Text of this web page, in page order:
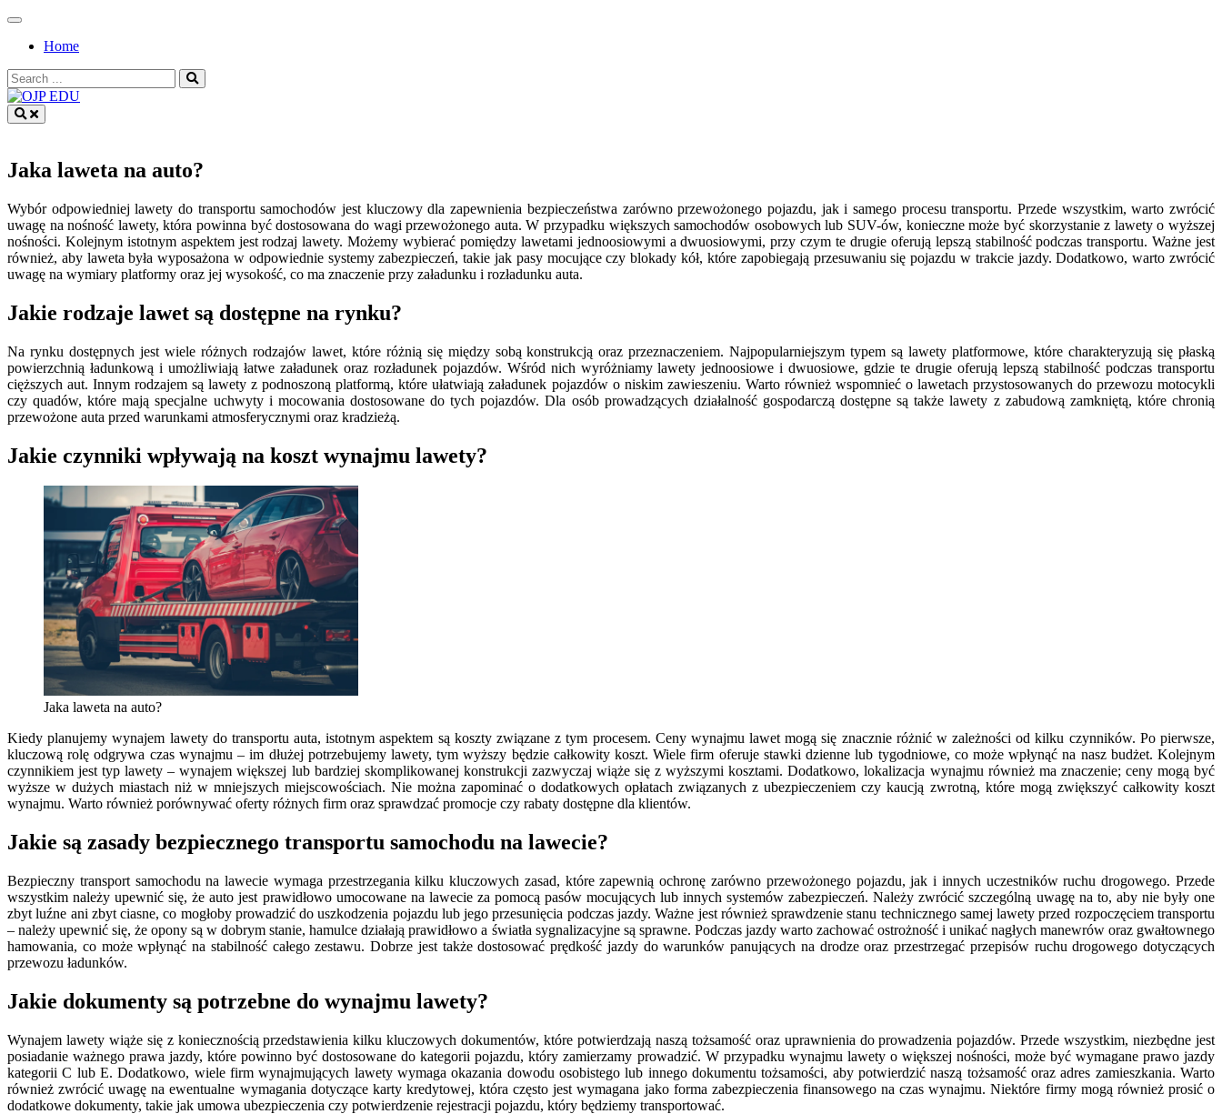
Skip
contentHome
Search
for:
Jaka laweta na auto?
Wybór odpowiedniej lawety do transportu samochodów jest kluczowy dla zapewnienia bezpieczeństwa zarówno przewożonego pojazdu, jak i samego procesu transportu. Przede wszystkim, warto zwrócić
uwagę na nośność lawety, która powinna być dostosowana do wagi przewożonego auta. W przypadku większych samochodów osobowych lub SUV-ów, konieczne może być skorzystanie z lawety o wyższej
nośności. Kolejnym istotnym aspektem jest rodzaj lawety. Możemy wybierać pomiędzy lawetami jednoosiowymi a dwuosiowymi, przy czym te drugie oferują lepszą stabilność podczas transportu. Ważne jest
również, aby laweta była wyposażona w odpowiednie systemy zabezpieczeń, takie jak pasy mocujące czy blokady kół, które zapobiegają przesuwaniu się pojazdu w trakcie jazdy. Dodatkowo, warto zwrócić
uwagę na wymiary platformy oraz jej wysokość, co ma znaczenie przy załadunku i rozładunku auta.
Jakie rodzaje lawet są dostępne na rynku?
Na rynku dostępnych jest wiele różnych rodzajów lawet, które różnią się między sobą konstrukcją oraz przeznaczeniem. Najpopularniejszym typem są lawety platformowe, które charakteryzują się płaską
powierzchnią ładunkową i umożliwiają łatwe załadunek oraz rozładunek pojazdów. Wśród nich wyróżniamy lawety jednoosiowe i dwuosiowe, gdzie te drugie oferują lepszą stabilność podczas transportu
cięższych aut. Innym rodzajem są lawety z podnoszoną platformą, które ułatwiają załadunek pojazdów o niskim zawieszeniu. Warto również wspomnieć o lawetach przystosowanych do przewozu motocykli
czy quadów, które mają specjalne uchwyty i mocowania dostosowane do tych pojazdów. Dla osób prowadzących działalność gospodarczą dostępne są także lawety z zabudową zamkniętą, które chronią
przewożone auta przed warunkami atmosferycznymi oraz kradzieżą.
Jakie czynniki wpływają na koszt wynajmu lawety?
Jaka laweta na auto?
Kiedy planujemy wynajem lawety do transportu auta, istotnym aspektem są koszty związane z tym procesem. Ceny wynajmu lawet mogą się znacznie różnić w zależności od kilku czynników. Po pierwsze,
kluczową rolę odgrywa czas wynajmu – im dłużej potrzebujemy lawety, tym wyższy będzie całkowity koszt. Wiele firm oferuje stawki dzienne lub tygodniowe, co może wpłynąć na nasz budżet. Kolejnym
czynnikiem jest typ lawety – wynajem większej lub bardziej skomplikowanej konstrukcji zazwyczaj wiąże się z wyższymi kosztami. Dodatkowo, lokalizacja wynajmu również ma znaczenie; ceny mogą być
wyższe w dużych miastach niż w mniejszych miejscowościach. Nie można zapominać o dodatkowych opłatach związanych z ubezpieczeniem czy kaucją zwrotną, które mogą zwiększyć całkowity koszt
wynajmu. Warto również porównywać oferty różnych firm oraz sprawdzać promocje czy rabaty dostępne dla klientów.
Jakie są zasady bezpiecznego transportu samochodu na lawecie?
Bezpieczny transport samochodu na lawecie wymaga przestrzegania kilku kluczowych zasad, które zapewnią ochronę zarówno przewożonego pojazdu, jak i innych uczestników ruchu drogowego. Przede
wszystkim należy upewnić się, że auto jest prawidłowo umocowane na lawecie za pomocą pasów mocujących lub innych systemów zabezpieczeń. Należy zwrócić szczególną uwagę na to, aby nie były one
zbyt luźne ani zbyt ciasne, co mogłoby prowadzić do uszkodzenia pojazdu lub jego przesunięcia podczas jazdy. Ważne jest również sprawdzenie stanu technicznego samej lawety przed rozpoczęciem transportu
– należy upewnić się, że opony są w dobrym stanie, hamulce działają prawidłowo a światła sygnalizacyjne są sprawne. Podczas jazdy warto zachować ostrożność i unikać nagłych manewrów oraz gwałtownego
hamowania, co może wpłynąć na stabilność całego zestawu. Dobrze jest także dostosować prędkość jazdy do warunków panujących na drodze oraz przestrzegać przepisów ruchu drogowego dotyczących
przewozu ładunków.
Jakie dokumenty są potrzebne do wynajmu lawety?
Wynajem lawety wiąże się z koniecznością przedstawienia kilku kluczowych dokumentów, które potwierdzają naszą tożsamość oraz uprawnienia do prowadzenia pojazdów. Przede wszystkim, niezbędne jest
posiadanie ważnego prawa jazdy, które powinno być dostosowane do kategorii pojazdu, który zamierzamy prowadzić. W przypadku wynajmu lawety o większej nośności, może być wymagane prawo jazdy
kategorii C lub E. Dodatkowo, wiele firm wynajmujących lawety wymaga okazania dowodu osobistego lub innego dokumentu tożsamości, aby potwierdzić naszą tożsamość oraz adres zamieszkania. Warto
również zwrócić uwagę na ewentualne wymagania dotyczące karty kredytowej, która często jest wymagana jako forma zabezpieczenia finansowego na czas wynajmu. Niektóre firmy mogą również prosić o
dodatkowe dokumenty, takie jak umowa ubezpieczenia czy potwierdzenie rejestracji pojazdu, który będziemy transportować.